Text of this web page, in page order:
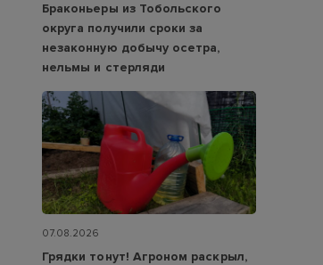
Браконьеры из Тобольского
округа получили сроки за
незаконную добычу осетра,
нельмы и стерляди
07.08.2026
Грядки тонут! Агроном раскрыл,